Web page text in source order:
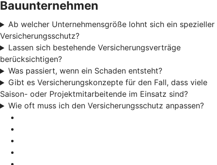
Bauunternehmen
Ab welcher Unternehmensgröße lohnt sich ein spezieller
Versicherungsschutz?
Lassen sich bestehende Versicherungsverträge
berücksichtigen?
Was passiert, wenn ein Schaden entsteht?
Gibt es Versicherungskonzepte für den Fall, dass viele
Saison- oder Projektmitarbeitende im Einsatz sind?
Wie oft muss ich den Versicherungsschutz anpassen?